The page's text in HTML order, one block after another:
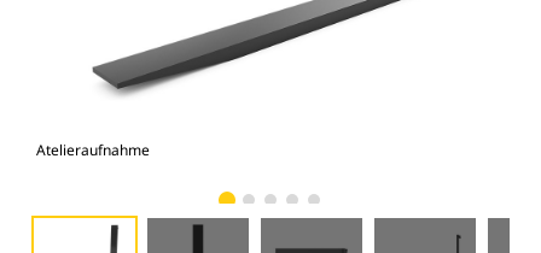
Atelieraufnahme